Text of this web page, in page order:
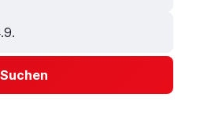
Suchen